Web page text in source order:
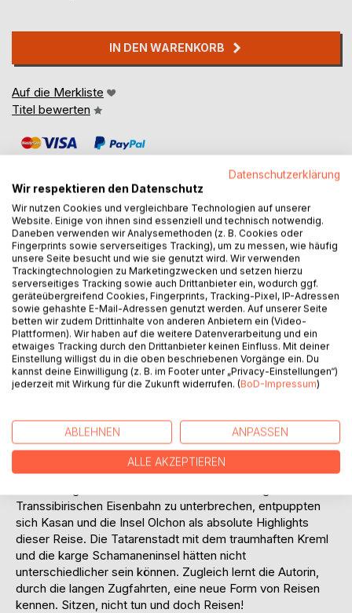
IN DEN WARENKORB
Auf die Merkliste
Titel bewerten
BESCHREIBUNG
Weil die Autorin Patrice Kragten und ihre Tochter Romy
jährlich die Entscheidung für ihre Reisedestination
abtauschen, führt es Kragten zu Destinationen, die ihr in
erster Linie nicht besonders interessieren. Romy ihr
Wunsch nach Russland zu fahren, lies sich mit der
legendären Transsibirischen Eisenbahn und mit einer
Rundreise in der Mongolei gut kombinieren und versprach
im Vorfeld sogar etwas Aufregung. Endlos weite
kulturellem Erbgut aus alten buddhistischen Zeiten in der
Mongolei abgewechselt und Gruselgeschichten über
Horroressen in den Jurtencamp gnadenlos aufgelöst.
Transsibirischen Eisenbahn zu unterbrechen, entpuppten
sich Kasan und die Insel Olchon als absolute Highlights
dieser Reise. Die Tatarenstadt mit dem traumhaften Kreml
und die karge Schamaneninsel hätten nicht
unterschiedlicher sein können. Zugleich lernt die Autorin,
durch die langen Zugfahrten, eine neue Form von Reisen
kennen. Sitzen, nicht tun und doch Reisen!
Datenschutzerklärung
Wir respektieren den Datenschutz
Wir nutzen Cookies und vergleichbare Technologien auf unserer
Website. Einige von ihnen sind essenziell und technisch notwendig.
Daneben verwenden wir Analysemethoden (z. B. Cookies oder
Fingerprints sowie serverseitiges Tracking), um zu messen, wie häufig
unsere Seite besucht und wie sie genutzt wird. Wir verwenden
Trackingtechnologien zu Marketingzwecken und setzen hierzu
serverseitiges Tracking sowie auch Drittanbieter ein, wodurch ggf.
geräteübergreifend Cookies, Fingerprints, Tracking-Pixel, IP-Adressen
sowie gehashte E-Mail-Adressen genutzt werden. Auf unserer Seite
betten wir zudem Drittinhalte von anderen Anbietern ein (Video-
Plattformen). Wir haben auf die weitere Datenverarbeitung und ein
etwaiges Tracking durch den Drittanbieter keinen Einfluss. Mit deiner
Einstellung willigst du in die oben beschriebenen Vorgänge ein. Du
kannst deine Einwilligung (z. B. im Footer unter „Privacy-Einstellungen“)
jederzeit mit Wirkung für die Zukunft widerrufen. (BoD-Impressum)
ABLEHNEN ANPASSEN
ALLE AKZEPTIEREN